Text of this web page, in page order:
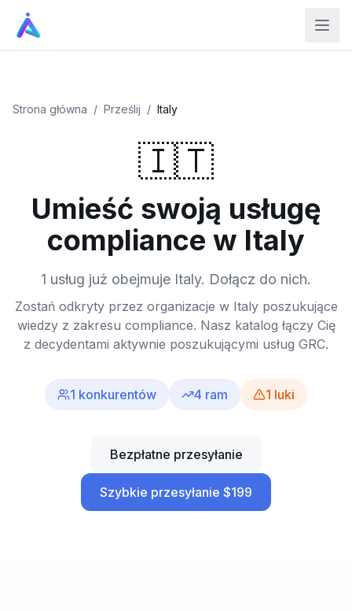
Strona główna / Prześlij / Italy
🇮🇹
Umieść swoją usługę
compliance w Italy
1 usług już obejmuje Italy. Dołącz do nich.
Zostań odkryty przez organizacje w Italy poszukujące
wiedzy z zakresu compliance. Nasz katalog łączy Cię
z decydentami aktywnie poszukującymi usług GRC.
1 konkurentów 4 ram 1 luki
Bezpłatne przesyłanie
Szybkie przesyłanie $199